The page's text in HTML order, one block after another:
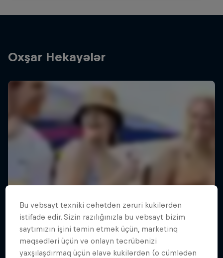
Oxşar Hekayələr
Bu vebsayt texniki cəhətdən zəruri kukilərdən
istifadə edir. Sizin razılığınızla bu vebsayt bizim
saytımızın işini təmin etmək üçün, marketinq
məqsədləri üçün və onlayn təcrübənizi
yaxşılaşdırmaq üçün əlavə kukilərdən (o cümlədən